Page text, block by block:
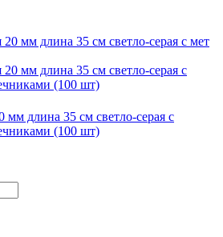
мм длина 35 см светло-серая с
(100 шт)